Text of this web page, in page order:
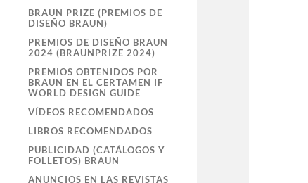
BRAUN PRIZE (PREMIOS DE
DISEÑO BRAUN)
PREMIOS DE DISEÑO BRAUN
2024 (BRAUNPRIZE 2024)
PREMIOS OBTENIDOS POR
BRAUN EN EL CERTAMEN IF
WORLD DESIGN GUIDE
VÍDEOS RECOMENDADOS
LIBROS RECOMENDADOS
PUBLICIDAD (CATÁLOGOS Y
FOLLETOS) BRAUN
ANUNCIOS EN LAS REVISTAS